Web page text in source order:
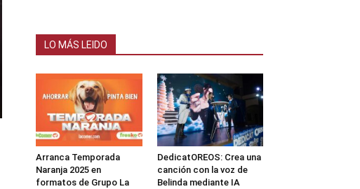
LO MÁS LEIDO
Arranca Temporada
Naranja 2025 en
formatos de Grupo La
DedicatOREOS: Crea una
canción con la voz de
Belinda mediante IA